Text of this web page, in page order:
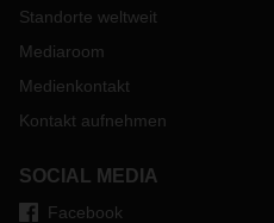
Standorte weltweit
Mediaroom
Medienkontakt
Kontakt aufnehmen
SOCIAL MEDIA
Facebook